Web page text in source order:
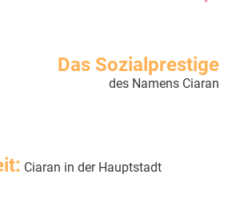
Das Sozialprestige
des Namens Ciaran
Ciaran in der Hauptstadt